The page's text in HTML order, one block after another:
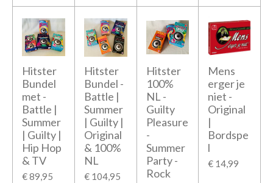
Hitster
Bundel
met -
Battle |
Summer
| Guilty |
Hip Hop
& TV
€ 89,95
Hitster
Bundel -
Battle |
Summer
| Guilty |
Original
& 100%
NL
€ 104,95
Hitster
100%
NL -
Guilty
Pleasure
-
Summer
Party -
Rock
Mens
erger je
niet -
Original
|
Bordspe
l
€ 14,99